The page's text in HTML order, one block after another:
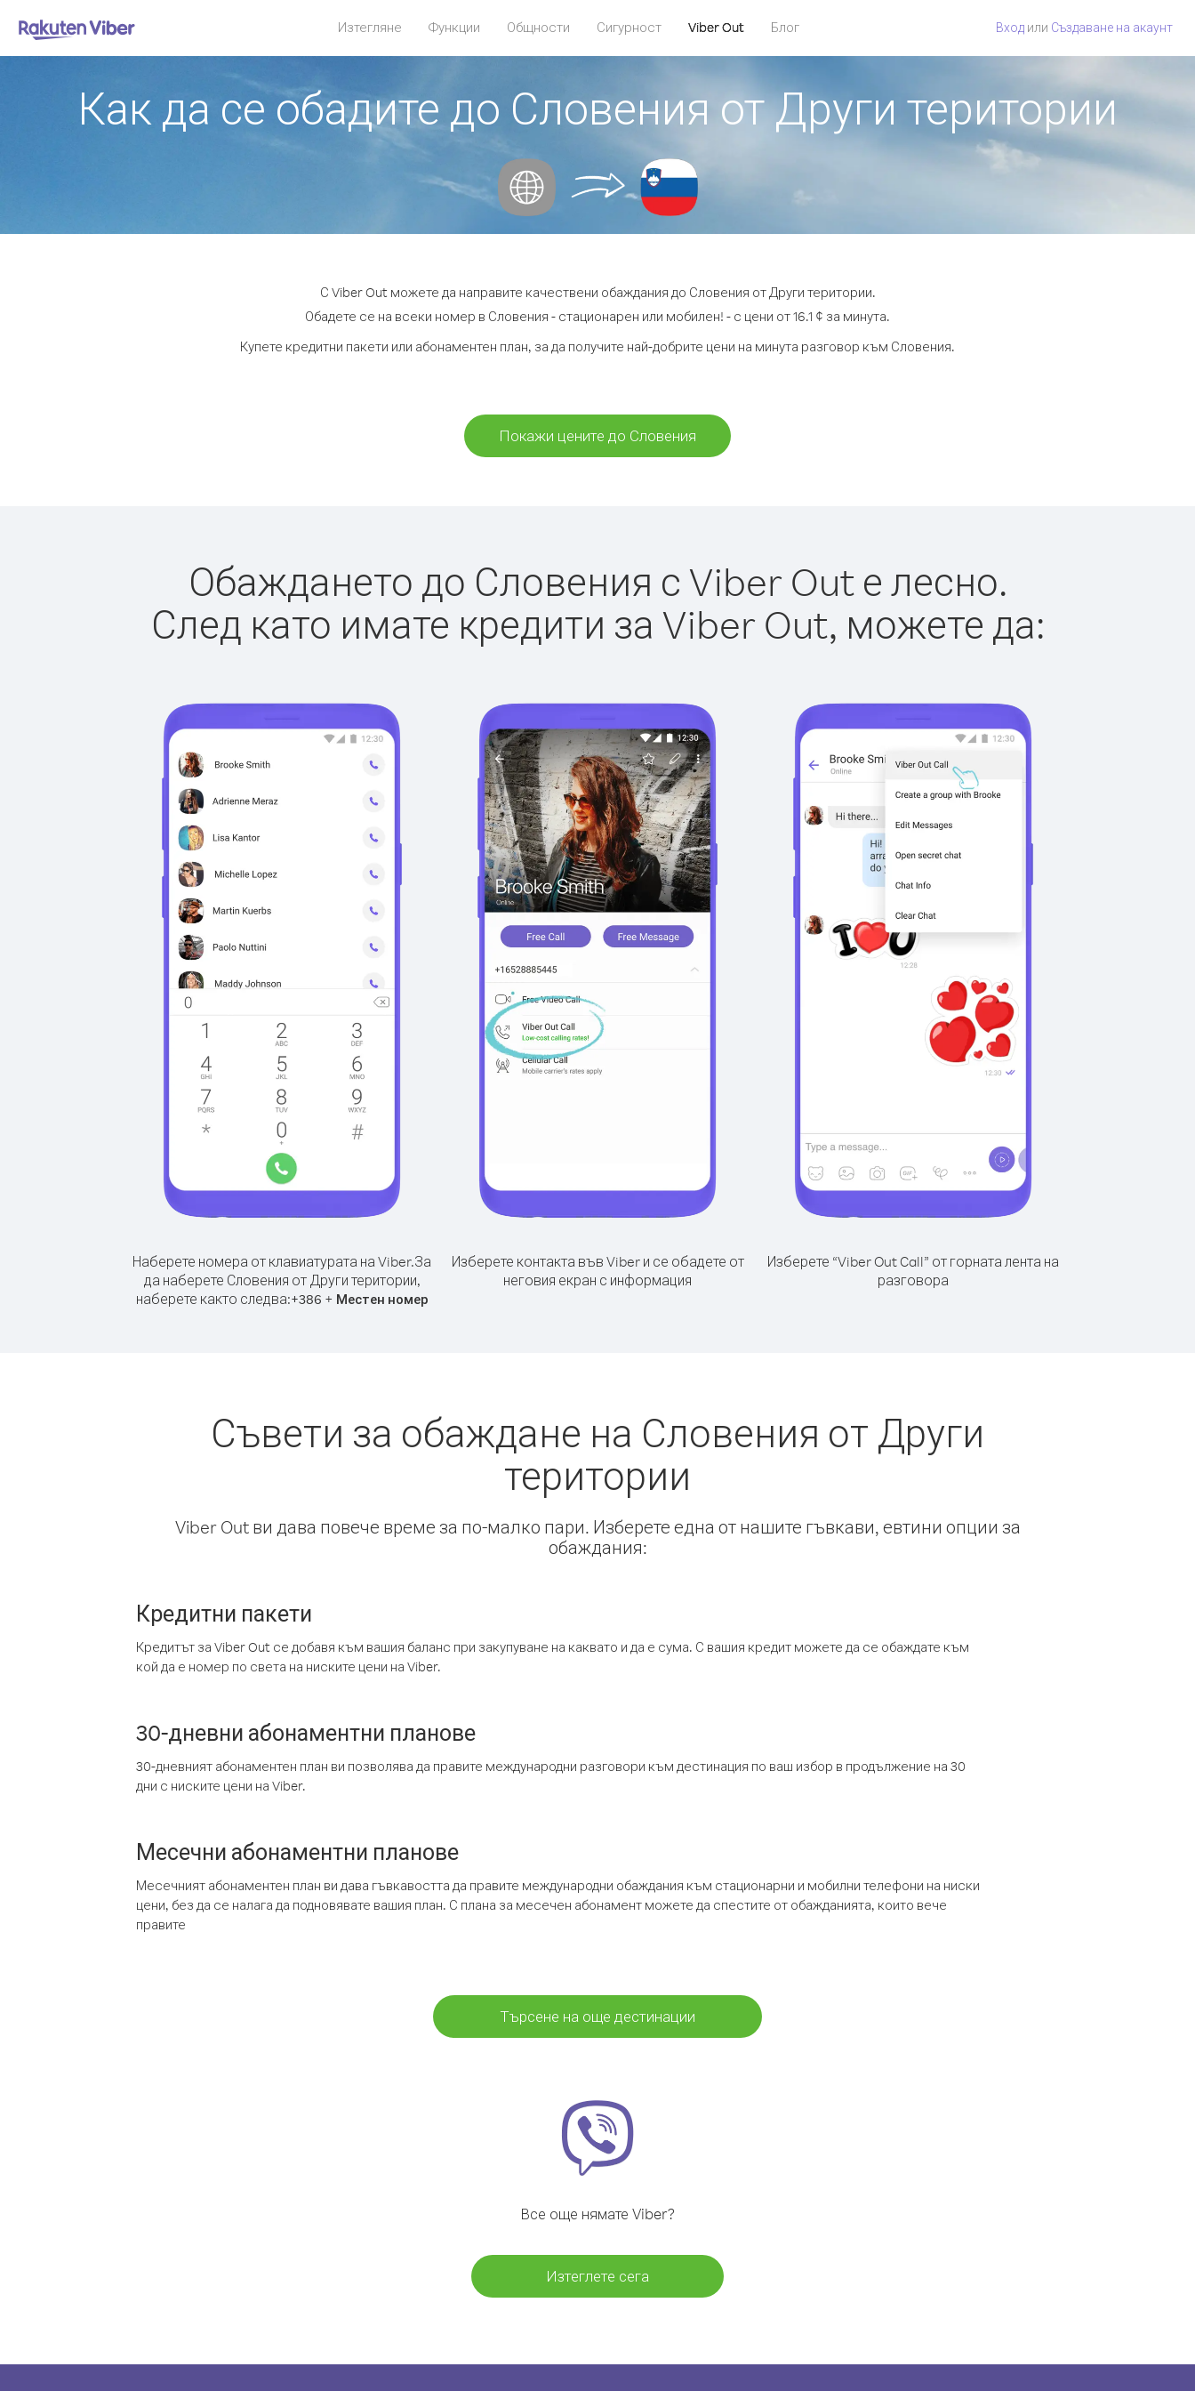
Изтегляне Функции Общности Сигурност Viber Out Блог Вход или Създаване на акаунт
Как да се обадите до Словения от Други територии
С Viber Out можете да направите качествени обаждания до Словения от Други територии.
Обадете се на всеки номер в Словения - стационарен или мобилен! - с цени от 16.1 ¢ за минута.
Купете кредитни пакети или абонаментен план, за да получите най-добрите цени на минута разговор към Словения.
Покажи цените до Словения
Обаждането до Словения с Viber Out е лесно.
След като имате кредити за Viber Out, можете да:
Наберете номера от клавиатурата на Viber.За
да наберете Словения от Други територии,
наберете както следва:+386 + Местен номер
Изберете контакта във Viber и се обадете от
неговия екран с информация
Изберете “Viber Out Call” от горната лента на
разговора
Съвети за обаждане на Словения от Други
територии
Viber Out ви дава повече време за по-малко пари. Изберете една от нашите гъвкави, евтини опции за
обаждания:
Кредитни пакети
Кредитът за Viber Out се добавя към вашия баланс при закупуване на каквато и да е сума. С вашия кредит можете да се обаждате към
кой да е номер по света на ниските цени на Viber.
30-дневни абонаментни планове
30-дневният абонаментен план ви позволява да правите международни разговори към дестинация по ваш избор в продължение на 30
дни с ниските цени на Viber.
Месечни абонаментни планове
Месечният абонаментен план ви дава гъвкавостта да правите международни обаждания към стационарни и мобилни телефони на ниски
цени, без да се налага да подновявате вашия план. С плана за месечен абонамент можете да спестите от обажданията, които вече
правите
Търсене на още дестинации
Все още нямате Viber?
Изтеглете сега